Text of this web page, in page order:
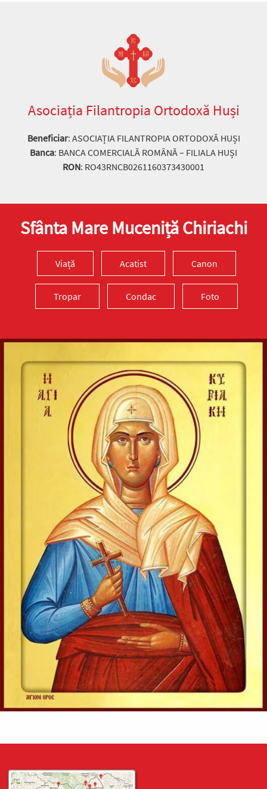
Asociația Filantropia Ortodoxă Huși
Beneficiar: ASOCIAȚIA FILANTROPIA ORTODOXĂ HUȘI
Banca: BANCA COMERCIALĂ ROMÂNĂ – FILIALA HUȘI
RON: RO43RNCB0261160373430001
Sfânta Mare Muceniță Chiriachi
Viață Acatist Canon
Tropar Condac Foto